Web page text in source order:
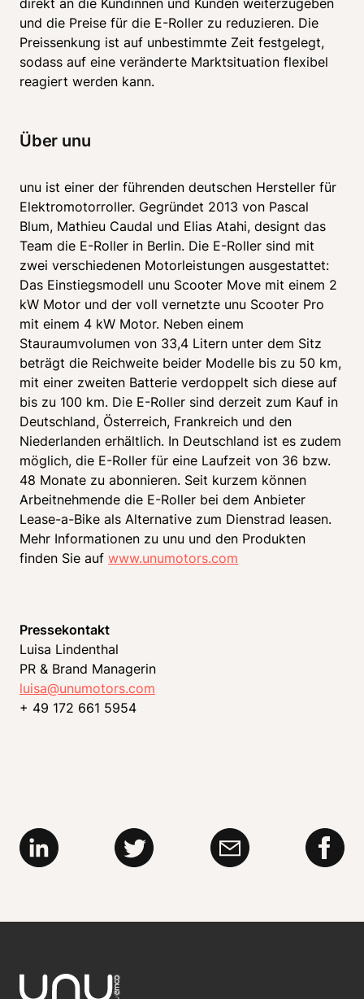
und die Preise für die E-Roller zu reduzieren. Die
Preissenkung ist auf unbestimmte Zeit festgelegt,
sodass auf eine veränderte Marktsituation flexibel
reagiert werden kann.
Über unu
unu ist einer der führenden deutschen Hersteller für
Elektromotorroller. Gegründet 2013 von Pascal
Blum, Mathieu Caudal und Elias Atahi, designt das
Team die E-Roller in Berlin. Die E-Roller sind mit
zwei verschiedenen Motorleistungen ausgestattet:
Das Einstiegsmodell unu Scooter Move mit einem 2
kW Motor und der voll vernetzte unu Scooter Pro
mit einem 4 kW Motor. Neben einem
Stauraumvolumen von 33,4 Litern unter dem Sitz
beträgt die Reichweite beider Modelle bis zu 50 km,
mit einer zweiten Batterie verdoppelt sich diese auf
bis zu 100 km. Die E-Roller sind derzeit zum Kauf in
Deutschland, Österreich, Frankreich und den
Niederlanden erhältlich. In Deutschland ist es zudem
möglich, die E-Roller für eine Laufzeit von 36 bzw.
48 Monate zu abonnieren. Seit kurzem können
Arbeitnehmende die E-Roller bei dem Anbieter
Lease-a-Bike als Alternative zum Dienstrad leasen.
Mehr Informationen zu unu und den Produkten
finden Sie auf www.unumotors.com
Luisa Lindenthal
luisa@unumotors.com
+ 49 172 661 5954